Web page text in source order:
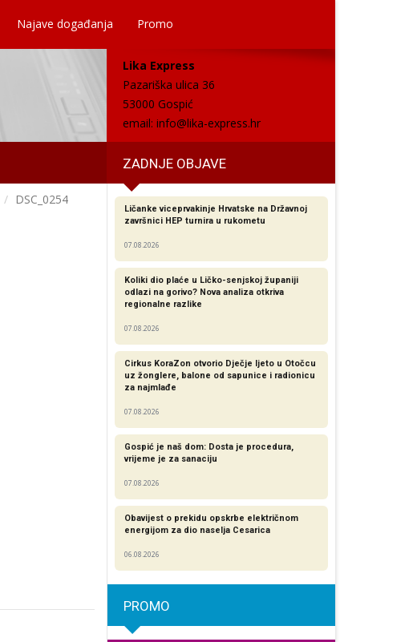
Najave događanja Promo
Lika Express
Pazariška ulica 36
53000 Gospić
email: info@lika-express.hr
ZADNJE OBJAVE
DSC_0254
Ličanke viceprvakinje Hrvatske na Državnoj
završnici HEP turnira u rukometu
07.08.2026
Koliki dio plaće u Ličko-senjskoj županiji
odlazi na gorivo? Nova analiza otkriva
regionalne razlike​
07.08.2026
Cirkus KoraZon otvorio Dječje ljeto u Otočcu
uz žonglere, balone od sapunice i radionicu
za najmlađe
07.08.2026
Gospić je naš dom: Dosta je procedura,
vrijeme je za sanaciju
07.08.2026
Obavijest o prekidu opskrbe električnom
energijom za dio naselja Cesarica
06.08.2026
PROMO